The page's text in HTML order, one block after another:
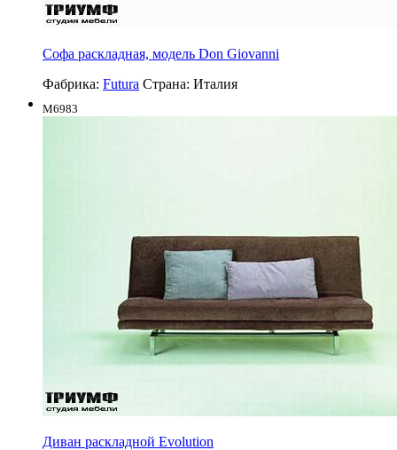
Софа раскладная, модель Don Giovanni
Фабрика: Futura Страна: Италия
M6983
Диван раскладной Evolution